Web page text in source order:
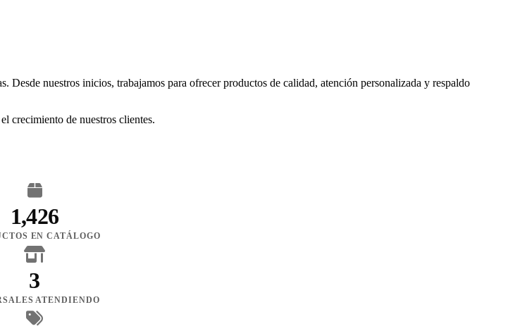
nuestros inicios, trabajamos para ofrecer productos de calidad, atención personalizada y respaldo
crecimiento de nuestros clientes.
1,426
EN CATÁLOGO
3
ATENDIENDO